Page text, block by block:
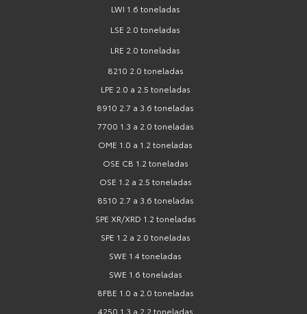
LWI 1.6 toneladas
LSE 2.0 toneladas
LRE 2.0 toneladas
8210 2.0 toneladas
LPE 2.0 a 2.5 toneladas
8910 2.7 a 3.6 toneladas
7700 1.3 a 2.0 toneladas
OME 1.0 a 1.2 toneladas
OSE CB 1.2 toneladas
OSE 1.2 a 2.5 toneladas
8510 2.7 a 3.6 toneladas
SPE XR/XRD 1.2 toneladas
SPE 1.2 a 2.0 toneladas
SWE 1.4 toneladas
SWE 1.6 toneladas
8FBE 1.0 a 2.0 toneladas
4250 1.3 a 2.2 toneladas